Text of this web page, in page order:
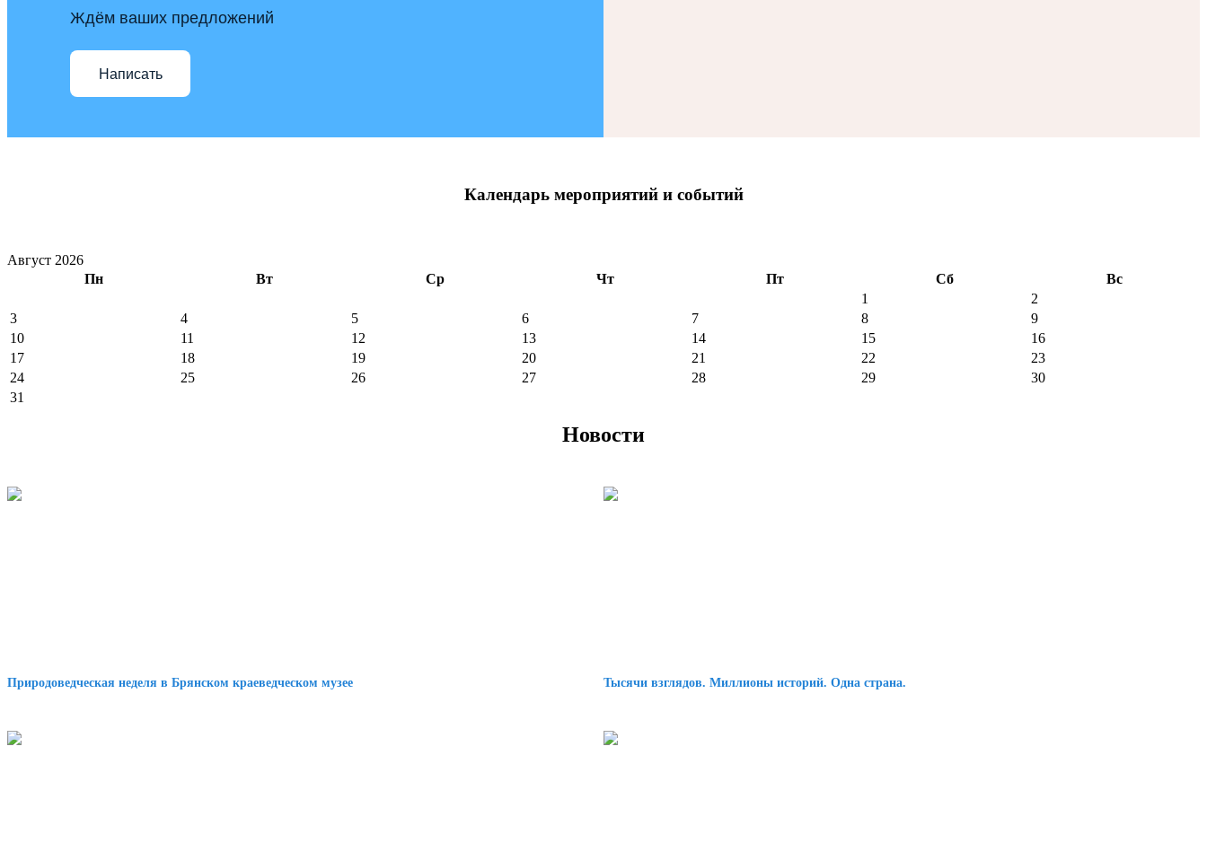
Ждём ваших предложений
Написать
Календарь мероприятий и событий
Август 2026
Пн
Вт Ср Чт Пт Сб
Вс
1
2
3
4 5 6 7 8
9
10
11 12 13 14 15
16
17
18 19 20 21 22
23
24
25 26 27 28 29
30
31
Новости
Природоведческая неделя в Брянском краеведческом музее Тысячи взглядов. Миллионы историй. Одна страна.